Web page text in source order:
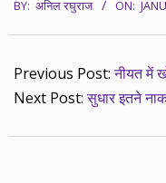
01-
29
BY: अनिल रघुराज ON:
Previous Post:नीयत में
Next Post:सुधार इतने